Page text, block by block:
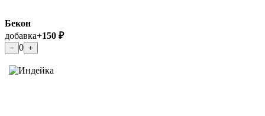
Бекон
добавка+150 ₽
− 0 +